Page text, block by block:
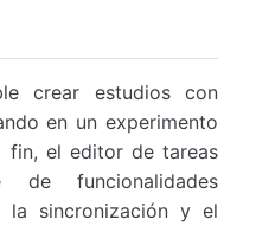
crear estudios con
en un experimento
fin, el editor de tareas
de funcionalidades
la sincronización y el